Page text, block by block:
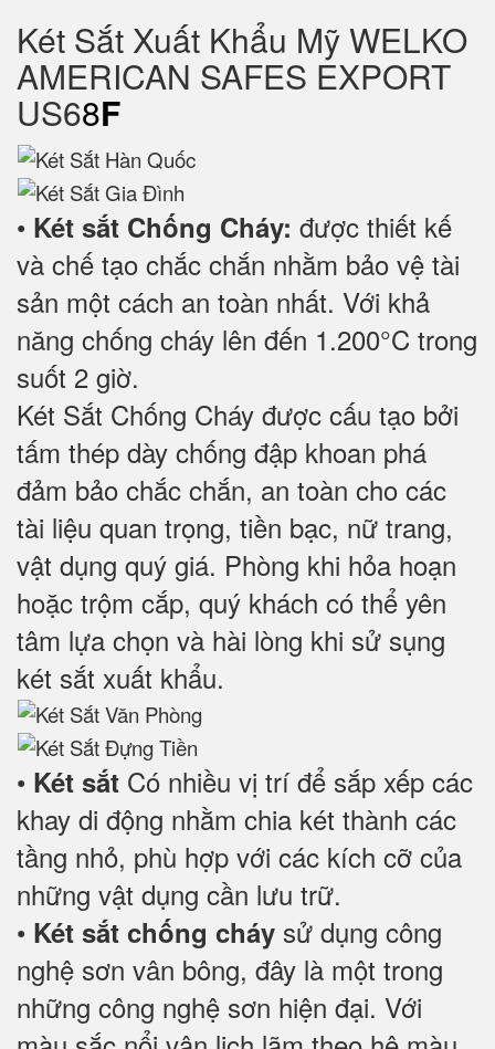
Két Sắt Xuất Khẩu Mỹ WELKO
AMERICAN SAFES EXPORT
US68F
• Két sắt Chống Cháy: được thiết kế
và chế tạo chắc chắn nhằm bảo vệ tài
sản một cách an toàn nhất. Với khả
năng chống cháy lên đến 1.200°C trong
suốt 2 giờ.
Két Sắt Chống Cháy được cấu tạo bởi
tấm thép dày chống đập khoan phá
đảm bảo chắc chắn, an toàn cho các
tài liệu quan trọng, tiền bạc, nữ trang,
vật dụng quý giá. Phòng khi hỏa hoạn
hoặc trộm cắp, quý khách có thể yên
tâm lựa chọn và hài lòng khi sử sụng
két sắt xuất khẩu.
• Két sắt Có nhiều vị trí để sắp xếp các
khay di động nhằm chia két thành các
tầng nhỏ, phù hợp với các kích cỡ của
những vật dụng cần lưu trữ.
• Két sắt chống cháy sử dụng công
nghệ sơn vân bông, đây là một trong
những công nghệ sơn hiện đại. Với